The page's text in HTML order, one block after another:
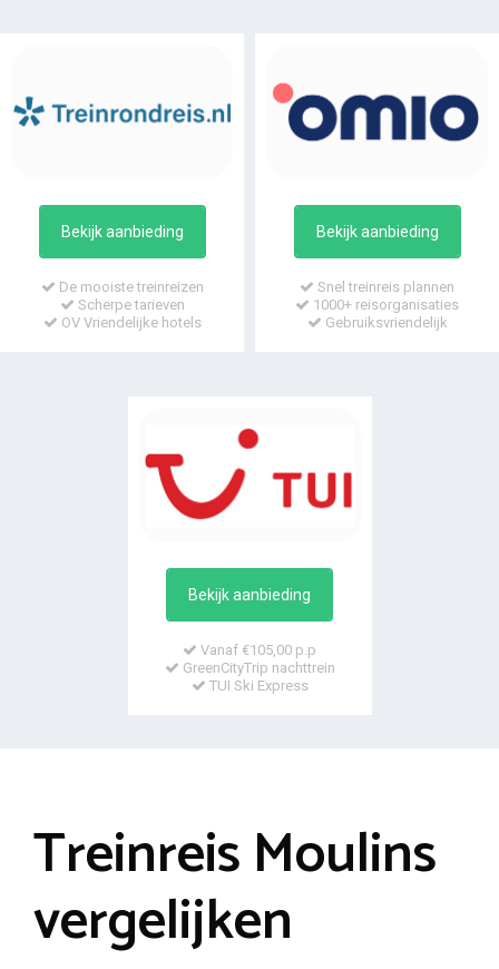
Bekijk aanbieding
De mooiste treinreizen
Scherpe tarieven
OV Vriendelijke hotels
Bekijk aanbieding
Snel treinreis plannen
1000+ reisorganisaties
Gebruiksvriendelijk
Bekijk aanbieding
Vanaf €105,00 p.p
GreenCityTrip nachttrein
TUI Ski Express
Treinreis Moulins
vergelijken